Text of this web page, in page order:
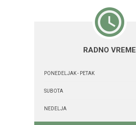
RADNO VREME
PONEDELJAK - PETAK
SUBOTA
NEDELJA